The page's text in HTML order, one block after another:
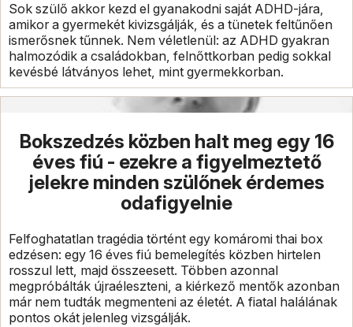
Sok szülő akkor kezd el gyanakodni saját ADHD-jára,
amikor a gyermekét kivizsgálják, és a tünetek feltűnően
ismerősnek tűnnek. Nem véletlenül: az ADHD gyakran
halmozódik a családokban, felnőttkorban pedig sokkal
kevésbé látványos lehet, mint gyermekkorban.
Bokszedzés közben halt meg egy 16
éves fiú - ezekre a figyelmeztető
jelekre minden szülőnek érdemes
odafigyelnie
Felfoghatatlan tragédia történt egy komáromi thai box
edzésen: egy 16 éves fiú bemelegítés közben hirtelen
rosszul lett, majd összeesett. Többen azonnal
megpróbálták újraéleszteni, a kiérkező mentők azonban
már nem tudták megmenteni az életét. A fiatal halálának
pontos okát jelenleg vizsgálják.